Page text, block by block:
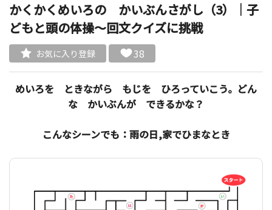
かくかくめいろの かいぶんさがし（3）｜子
どもと頭の体操～回文クイズに挑戦
お気に入り登録 38
めいろを ときながら もじを ひろっていこう。どん
な かいぶんが できるかな？
こんなシーンでも：雨の日,家でひまなとき